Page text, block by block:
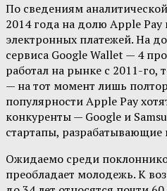
По сведениям
2014 года на долю Apple
электронных платежей. На
сервиса Google Wallet — 4
работал на рынке с 2011-го,
— на тот момент лишь
популярности Apple Pay
конкуренты — Google и
стартапы,
Ожидаемо среди
преобладает молодежь. К